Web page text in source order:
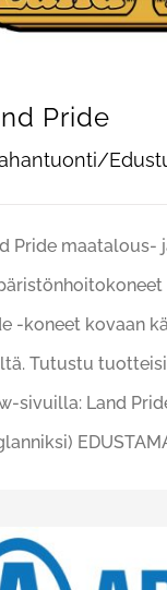
Pride
Pride maatalous-
-koneet kovaan
Tutustu
sivuilla: Land